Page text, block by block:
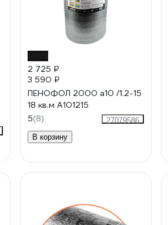
2 725 ₽
3 590 ₽
ПЕНОФОЛ 2000 а10 /1.2-15
18 кв.м А101215
5(8)
27079586
В корзину